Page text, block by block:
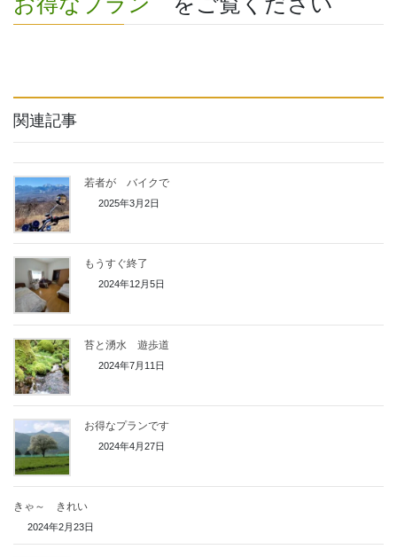
関連記事
若者が バイクで
2025年3月2日
もうすぐ終了
2024年12月5日
苔と湧水 遊歩道
2024年7月11日
お得なプランです
2024年4月27日
きゃ～ きれい
2024年2月23日